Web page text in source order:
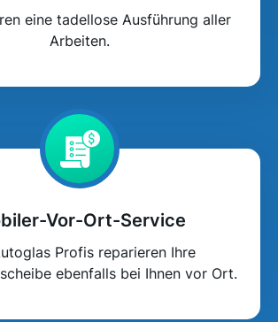
eine tadellose Ausführung aller
Arbeiten.
Vor-Ort-Service
Profis reparieren Ihre
ebenfalls bei Ihnen vor Ort.